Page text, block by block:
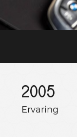
2005
Ervaring